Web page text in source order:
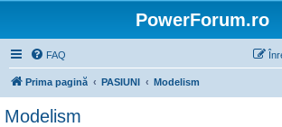
PowerForum.ro
FAQ
Prima pagină PASIUNI Modelism
Modelism